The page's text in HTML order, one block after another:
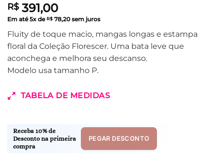
R$391,00
Em até5x de R$ 78,20 sem juros
Fluity de toque macio, mangas longas e estampa
floral da Coleção Florescer. Uma bata leve que
aconchega e melhora seu descanso.
Modelo usa tamanho P.
TABELA DE MEDIDAS
Receba 10% de
Desconto na primeira
compra
PEGAR DESCONTO